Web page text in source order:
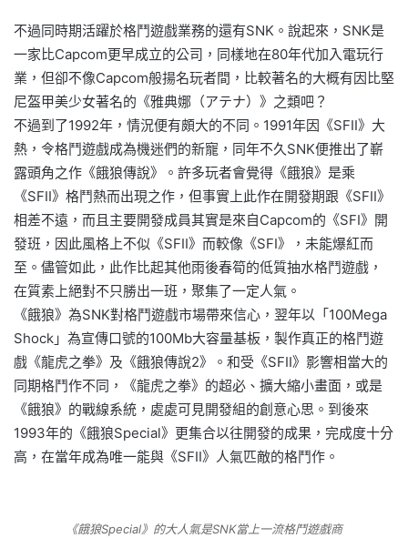
不過同時期活躍於格鬥遊戲業務的還有SNK。說起來，SNK是
一家比Capcom更早成立的公司，同樣地在80年代加入電玩行
業，但卻不像Capcom般揚名玩者間，比較著名的大概有因比堅
尼盔甲美少女著名的《雅典娜（アテナ）》之類吧？
不過到了1992年，情況便有頗大的不同。1991年因《SFII》大
熱，令格鬥遊戲成為機迷們的新寵，同年不久SNK便推出了嶄
露頭角之作《餓狼傳說》。許多玩者會覺得《餓狼》是乘
《SFII》格鬥熱而出現之作，但事實上此作在開發期跟《SFII》
相差不遠，而且主要開發成員其實是來自Capcom的《SFI》開
發班，因此風格上不似《SFII》而較像《SFI》，未能爆紅而
至。儘管如此，此作比起其他雨後春筍的低質抽水格鬥遊戲，
在質素上絕對不只勝出一班，聚集了一定人氣。
《餓狼》為SNK對格鬥遊戲市場帶來信心，翌年以「100Mega
Shock」為宣傳口號的100Mb大容量基板，製作真正的格鬥遊
戲《龍虎之拳》及《餓狼傳說2》。和受《SFII》影響相當大的
同期格鬥作不同，《龍虎之拳》的超必、擴大縮小畫面，或是
《餓狼》的戰線系統，處處可見開發組的創意心思。到後來
1993年的《餓狼Special》更集合以往開發的成果，完成度十分
高，在當年成為唯一能與《SFII》人氣匹敵的格鬥作。
《餓狼Special》的大人氣是SNK當上一流格鬥遊戲商